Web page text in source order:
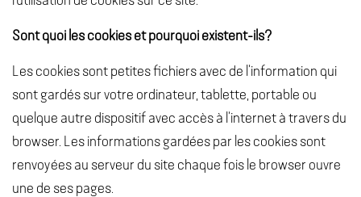
Sont quoi les cookies et pourquoi existent-ils?
Les cookies sont petites fichiers avec de l’information qui
sont gardés sur votre ordinateur, tablette, portable ou
quelque autre dispositif avec accès à l’internet à travers du
browser. Les informations gardées par les cookies sont
renvoyées au serveur du site chaque fois le browser ouvre
une de ses pages.